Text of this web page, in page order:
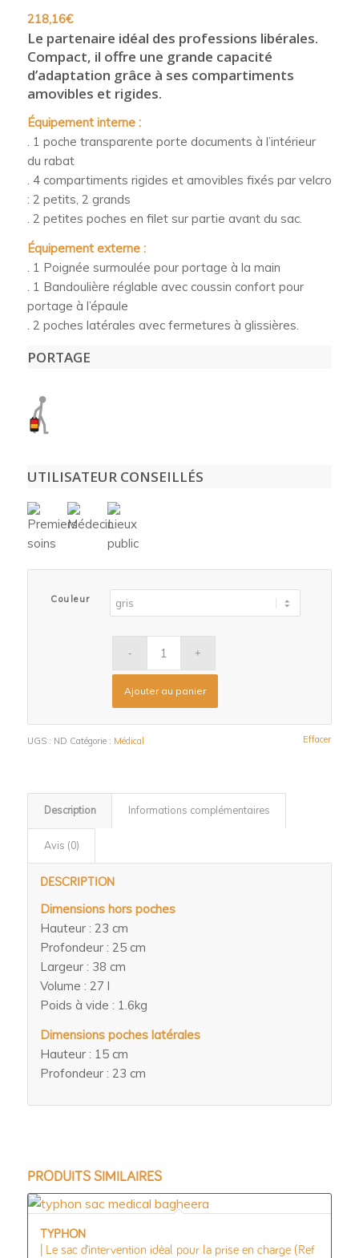
218,16€
Le partenaire idéal des professions libérales.
Compact, il offre une grande capacité
d’adaptation grâce à ses compartiments
amovibles et rigides.
Équipement interne :
. 1 poche transparente porte documents à l’intérieur
du rabat
. 4 compartiments rigides et amovibles fixés par velcro
: 2 petits, 2 grands
. 2 petites poches en filet sur partie avant du sac.
Équipement externe :
. 1 Poignée surmoulée pour portage à la main
. 1 Bandoulière réglable avec coussin confort pour
portage à l’épaule
. 2 poches latérales avec fermetures à glissières.
PORTAGE
UTILISATEUR CONSEILLÉS
Couleur
Effacer
Ajouter au panier
UGS : ND Catégorie : Médical
Description Informations complémentaires
Avis (0)
DESCRIPTION
Dimensions hors poches
Hauteur : 23 cm
Profondeur : 25 cm
Largeur : 38 cm
Volume : 27 l
Poids à vide : 1.6kg
Dimensions poches latérales
Hauteur : 15 cm
Profondeur : 23 cm
PRODUITS SIMILAIRES
TYPHON
| Le sac d’intervention idèal pour la prise en charge (Ref